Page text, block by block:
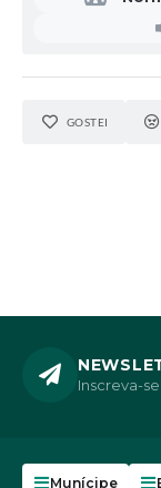
GOSTEI
Inscreva-
Munícipe